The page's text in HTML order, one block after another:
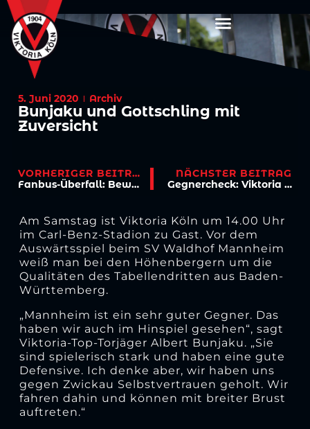
5. Juni 2020 Archiv
Bunjaku und Gottschling mit
Zuversicht
VORHERIGER BEITRAG
Fanbus-Überfall: Beweismaterial sichergestellt!
NÄCHSTER BEITRAG
Gegnercheck: Viktoria gastiert in Mannheim
Am Samstag ist Viktoria Köln um 14.00 Uhr
im Carl-Benz-Stadion zu Gast. Vor dem
Auswärtsspiel beim SV Waldhof Mannheim
weiß man bei den Höhenbergern um die
Qualitäten des Tabellendritten aus Baden-
Württemberg.
„Mannheim ist ein sehr guter Gegner. Das
haben wir auch im Hinspiel gesehen“, sagt
Viktoria-Top-Torjäger Albert Bunjaku. „Sie
sind spielerisch stark und haben eine gute
Defensive. Ich denke aber, wir haben uns
gegen Zwickau Selbstvertrauen geholt. Wir
fahren dahin und können mit breiter Brust
auftreten.“